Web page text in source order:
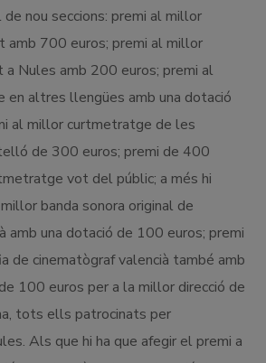
nou seccions: premi al millor
700 euros; premi al millor
Nules amb 200 euros; premi al
altres llengües amb una dotació
al millor curtmetratge de les
de 300 euros; premi de 400
vot del públic; a més hi
banda sonora original de
amb una dotació de 100 euros; premi
de cinematògraf valencià també amb
100 euros per a la millor direcció de
tots ells patrocinats per
Als que hi ha que afegir el premi a